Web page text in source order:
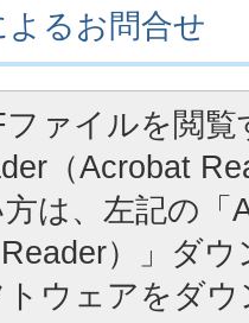
るお問合せ
ファイルを閲
（Acrobat
は、左記の「
）」ダ
ウェアをダ